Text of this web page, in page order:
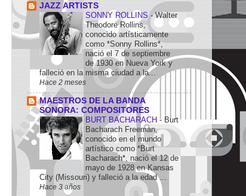
JAZZ ARTISTS
SONNY ROLLINS-Walter
Theodore Rollins,
conocido artísticamente
como *Sonny Rollins*,
nació el 7 de septiembre
de 1930 en Nueva York y
falleció en la misma ciudad a la...
Hace 2 meses
MAESTROS DE LA BANDA
SONORA: COMPOSITORES
BURT BACHARACH - Burt
Bacharach Freeman,
conocido en el mundo
artístico como *Burt
Bacharach*, nació el 12 de
mayo de 1928 en Kansas
City (Missouri) y falleció a la edad ...
Hace 3 años